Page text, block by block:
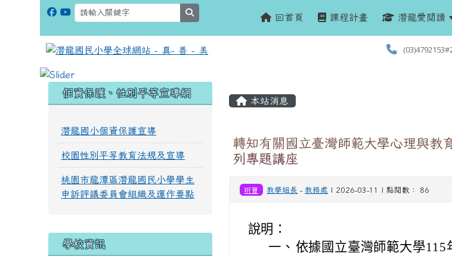
回首頁 課程計畫 潛龍愛閱讀
本站消息
轉知有關國立臺灣師範大學心理與教
列專題講座
研習 教學組長 -教務處 | 2026-03-11 | 點閱數： 86
說明：
一、 依據國立臺灣師範大學
個資保護、性別平等宣導網
潛龍國小個資保護宣導
校園性別平等教育法規及宣導
桃園市龍潭區潛龍國民小學學生
申訴評議委員會組織及運作要點
學校資訊